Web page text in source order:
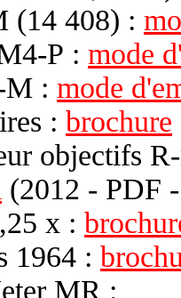
(14 408) :
P : mode
M : mode
: brochure
objectifs
(2012 - PDF
x :
1964 :
MR :